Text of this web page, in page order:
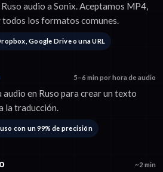
audio a Sonix. Aceptamos MP4,
todos los formatos comunes.
Google Drive o una URL
5–6 min por hora de audio
audio en Ruso para crear un texto
la traducción.
con un 99% de precisión
~2 min